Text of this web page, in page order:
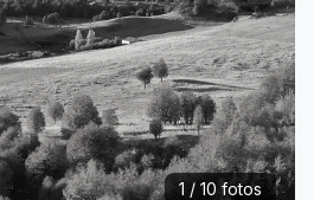
1 / 10 fotos